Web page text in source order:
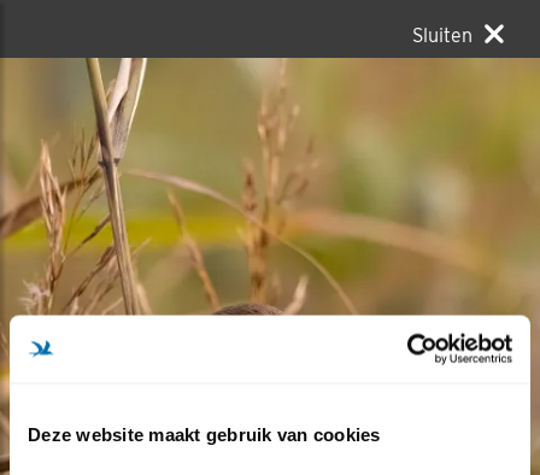
Deze website maakt gebruik van cookies
Sluiten